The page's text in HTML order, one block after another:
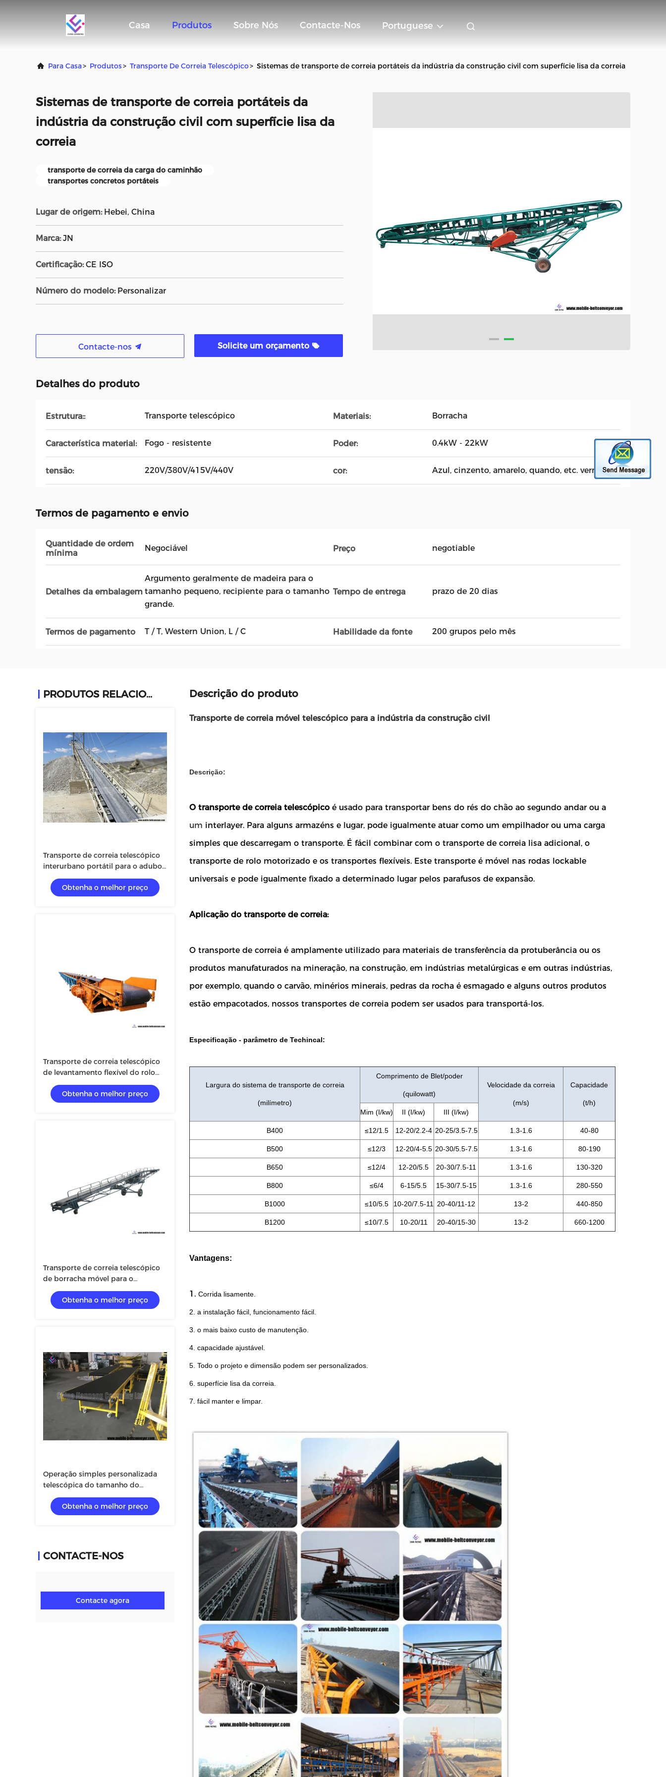
Casa Produtos Sobre Nós Contacte-Nos Portuguese
Para Casa> Produtos> Transporte De Correia Telescópico> Sistemas de transporte de correia portáteis da indústria da construção civil com superfície lisa da correia
Sistemas de transporte de correia portáteis da
indústria da construção civil com superfície lisa da
correia
transporte de correia da carga do caminhão
transportes concretos portáteis
Lugar de origem: Hebei, China
Marca: JN
Certificação: CE ISO
Número do modelo: Personalizar
Contacte-nos Solicite um orçamento
Detalhes do produto
Estrutura:: Transporte telescópico Materiais: Borracha
Característica material: Fogo - resistente Poder: 0.4kW - 22kW
tensão: 220V/380V/415V/440V cor: Azul, cinzento, amarelo, quando, etc. vermelho.
Termos de pagamento e envio
Quantidade de ordem
mínima
Negociável Preço negotiable
Detalhes da embalagem
Argumento geralmente de madeira para o
tamanho pequeno, recipiente para o tamanho
grande.
Tempo de entrega prazo de 20 dias
Termos de pagamento T / T, Western Union, L / C Habilidade da fonte 200 grupos pelo mês
PRODUTOS RELACIONADOS
Transporte de correia telescópico
interurbano portátil para o adubo
de carvão
Obtenha o melhor preço
Transporte de correia telescópico
de levantamento flexível do rolo
para o fornecimento material
Obtenha o melhor preço
Transporte de correia telescópico
de borracha móvel para o
descarregamento da carga do
recipiente de 20ft 40ft
Obtenha o melhor preço
Operação simples personalizada
telescópica do tamanho do
transporte de correia do
transporte de materiais maioria
Obtenha o melhor preço
CONTACTE-NOS
Contacte agora
Descrição do produto
Transporte de correia móvel telescópico para a indústria da construção civil
Descrição:
O transporte de correia telescópico é usado para transportar bens do rés do chão ao segundo andar ou a
um interlayer. Para alguns armazéns e lugar, pode igualmente atuar como um empilhador ou uma carga
simples que descarregam o transporte. É fácil combinar com o transporte de correia lisa adicional, o
transporte de rolo motorizado e os transportes flexíveis. Este transporte é móvel nas rodas lockable
universais e pode igualmente fixado a determinado lugar pelos parafusos de expansão.
Aplicação do transporte de correia:
O transporte de correia é amplamente utilizado para materiais de transferência da protuberância ou os
produtos manufaturados na mineração, na construção, em indústrias metalúrgicas e em outras indústrias,
por exemplo, quando o carvão, minérios minerais, pedras da rocha é esmagado e alguns outros produtos
estão empacotados, nossos transportes de correia podem ser usados para transportá-los.
Especificação - parâmetro de Techincal:
Largura do sistema de transporte de correia
(milímetro)
Comprimento de Blet/poder
(quilowatt)
Velocidade da correia
(m/s)
Capacidade
(t/h)
Mim (I/kw)
II (I/kw) III (I/kw)
B400 ≤12/1.5 12-20/2.2-4 20-25/3.5-7.5 1.3-1.6 40-80
B500 ≤12/3 12-20/4-5.5 20-30/5.5-7.5 1.3-1.6 80-190
B650 ≤12/4 12-20/5.5 20-30/7.5-11 1.3-1.6 130-320
B800 ≤6/4 6-15/5.5 15-30/7.5-15 1.3-1.6 280-550
B1000 ≤10/5.5 10-20/7.5-11 20-40/11-12 13-2 440-850
B1200 ≤10/7.5 10-20/11 20-40/15-30 13-2 660-1200
Vantagens:
1. Corrida lisamente.
2. a instalação fácil, funcionamento fácil.
3. o mais baixo custo de manutenção.
4. capacidade ajustável.
5. Todo o projeto e dimensão podem ser personalizados.
6. superfície lisa da correia.
7. fácil manter e limpar.